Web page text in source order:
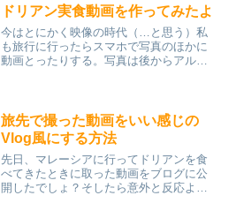
ドリアン実食動画を作ってみたよ
今はとにかく映像の時代（…と思う）私
も旅行に行ったらスマホで写真のほかに
動画とったりする。写真は後からアルバ
んだけど、「撮った動画は...
旅先で撮った動画をいい感じの
Vlog風にする方法
先日、マレーシアに行ってドリアンを食
べてきたときに取った動画をブログに公
開したでしょ？そしたら意外と反応よく